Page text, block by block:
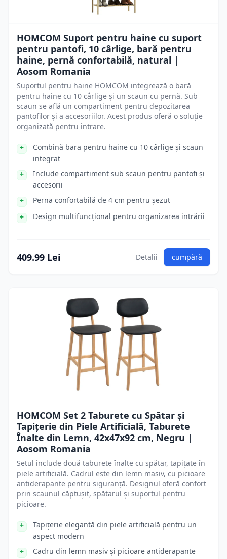
HOMCOM Suport pentru haine cu suport
pentru pantofi, 10 cârlige, bară pentru
haine, pernă confortabilă, natural |
Aosom Romania
Suportul pentru haine HOMCOM integrează o bară
pentru haine cu 10 cârlige și un scaun cu pernă. Sub
scaun se află un compartiment pentru depozitarea
pantofilor și a accesoriilor. Acest produs oferă o soluție
organizată pentru intrare.
Combină bara pentru haine cu 10 cârlige și scaun
integrat
Include compartiment sub scaun pentru pantofi și
accesorii
Perna confortabilă de 4 cm pentru șezut
Design multifuncțional pentru organizarea intrării
409.99 Lei Detalii cumpără
HOMCOM Set 2 Taburete cu Spătar și
Tapițerie din Piele Artificială, Taburete
Înalte din Lemn, 42x47x92 cm, Negru |
Aosom Romania
Setul include două taburete înalte cu spătar, tapițate în
piele artificială. Cadrul este din lemn masiv, cu picioare
antiderapante pentru siguranță. Designul oferă confort
prin scaunul căptușit, spătarul și suportul pentru
picioare.
Tapițerie elegantă din piele artificială pentru un
aspect modern
Cadru din lemn masiv și picioare antiderapante